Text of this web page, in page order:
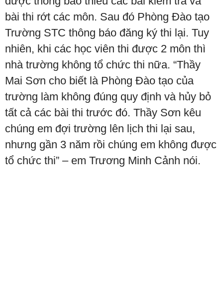
bài thi rớt các môn. Sau đó Phòng Đào tạo
Trường STC thông báo đăng ký thi lại. Tuy
nhiên, khi các học viên thi được 2 môn thì
nhà trường không tổ chức thi nữa. “Thầy
Mai Sơn cho biết là Phòng Đào tạo của
trường làm không đúng quy định và hủy bỏ
tất cả các bài thi trước đó. Thầy Sơn kêu
chúng em đợi trường lên lịch thi lại sau,
nhưng gần 3 năm rồi chúng em không được
tổ chức thi” – em Trương Minh Cảnh nói.